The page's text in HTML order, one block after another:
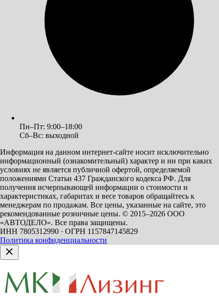
Пн–Пт: 9:00–18:00
Сб–Вс: выходной
Информация на данном интернет-сайте носит исключительно
информационный (ознакомительный) характер и ни при каких
условиях не является публичной офертой, определяемой
положениями Статьи 437 Гражданского кодекса РФ. Для
получения исчерпывающей информации о стоимости и
характеристиках, габаритах и весе товаров обращайтесь к
менеджерам по продажам. Все цены, указанные на сайте, это
рекомендованные розничные цены. © 2015–2026 ООО
«АВТОДЕЛО». Все права защищены.
ИНН 7805312990 · ОГРН 1157847145829
Политика конфиденциальности